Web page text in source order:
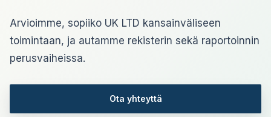
Arvioimme, sopiiko UK LTD kansainväliseen
toimintaan, ja autamme rekisterin sekä raportoinnin
perusvaiheissa.
Ota yhteyttä